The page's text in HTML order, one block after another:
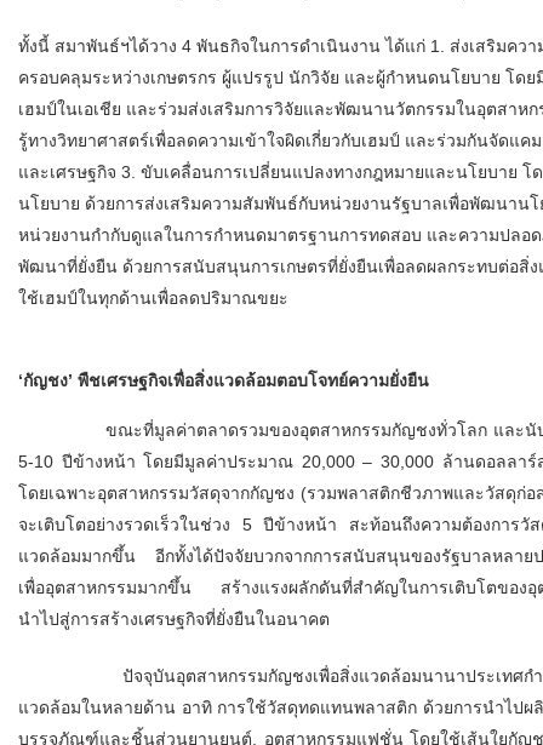
ทั้งนี้ สมาพันธ์ฯได้วาง 4 พันธกิจในการดำเนินงาน ได้แก่ 1. ส่งเสริมค
ครอบคลุมระหว่างเกษตรกร ผู้แปรรูป นักวิจัย และผู้กำหนดนโยบาย โ
เฮมป์ในเอเชีย และร่วมส่งเสริมการวิจัยและพัฒนานวัตกรรมในอุตสาห
รู้ทางวิทยาศาสตร์เพื่อลดความเข้าใจผิดเกี่ยวกับเฮมป์ และร่วมกันจัด
และเศรษฐกิจ 3. ขับเคลื่อนการเปลี่ยนแปลงทางกฎหมายและนโยบาย
นโยบาย ด้วยการส่งเสริมความสัมพันธ์กับหน่วยงานรัฐบาลเพื่อพัฒนาน
หน่วยงานกำกับดูแลในการกำหนดมาตรฐานการทดสอบ และความปลอ
พัฒนาที่ยั่งยืน ด้วยการสนับสนุนการเกษตรที่ยั่งยืนเพื่อลดผลกระทบต่อสิ่
ใช้เฮมป์ในทุกด้านเพื่อลดปริมาณขยะ
‘กัญชง’ พืชเศรษฐกิจเพื่อสิ่งแวดล้อมตอบโจทย์ความยั่งยืน
ขณะที่มูลค่าตลาดรวมของอุตสาหกรรมกัญชงทั่วโลก และนับรว
5-10 ปีข้างหน้า โดยมีมูลค่าประมาณ 20,000 – 30,000 ล้านดอลลาร์
โดยเฉพาะอุตสาหกรรมวัสดุจากกัญชง (รวมพลาสติกชีวภาพและวัสดุ
จะเติบโตอย่างรวดเร็วในช่วง 5 ปีข้างหน้า สะท้อนถึงความต้องการวั
แวดล้อมมากขึ้น อีกทั้งได้ปัจจัยบวกจากการสนับสนุนของรัฐบาลหลาย
เพื่ออุตสาหกรรมมากขึ้น สร้างแรงผลักดันที่สำคัญในการเติบโตของอุ
นำไปสู่การสร้างเศรษฐกิจที่ยั่งยืนในอนาคต
ปัจจุบันอุตสาหกรรมกัญชงเพื่อสิ่งแวดล้อมนานาประเทศกำลังข
แวดล้อมในหลายด้าน อาทิ การใช้วัสดุทดแทนพลาสติก ด้วยการนำไป
บรรจุภัณฑ์และชิ้นส่วนยานยนต์, อุตสาหกรรมแฟชั่น โดยใช้เส้นใยกัญ